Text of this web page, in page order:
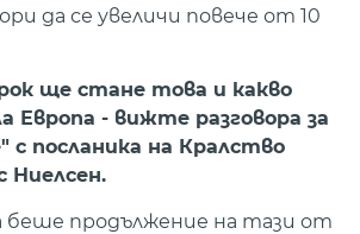
да се увеличи повече от 10
ще стане това и какво
Европа - вижте разговора за
посланика на Кралство
Ниелсен.
продължение на тази от